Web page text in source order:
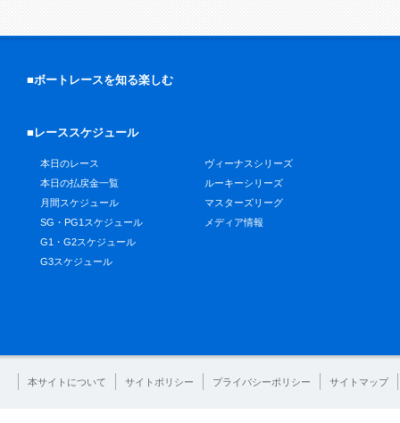
■ボートレースを知る楽しむ
■レーススケジュール
本日のレース
本日の払戻金一覧
月間スケジュール
SG・PG1スケジュール
G1・G2スケジュール
G3スケジュール
ヴィーナスシリーズ
ルーキーシリーズ
マスターズリーグ
メディア情報
本サイトについて サイトポリシー プライバシーポリシー サイトマップ